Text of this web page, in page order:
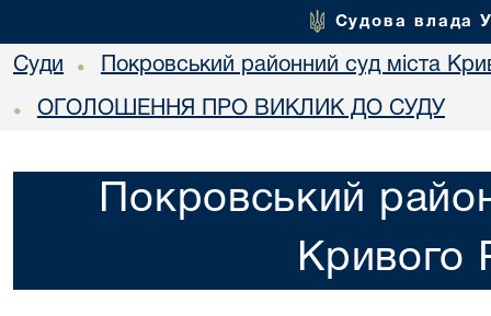
Судова влада
Суди • Покровський районний суд міста
• ОГОЛОШЕННЯ ПРО ВИКЛИК ДО СУДУ
Покровський
Кривого